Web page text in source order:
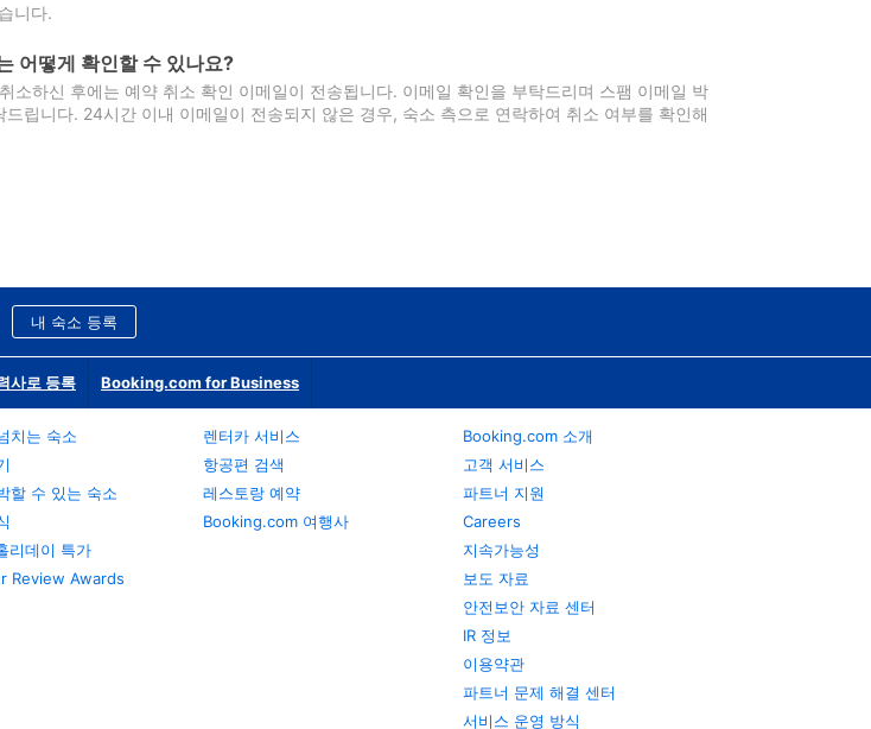
니다.
어떻게 확인할 수 있나요?
소하신 후에는 예약 취소 확인 이메일이 전송됩니다. 이메일 확인을 부탁드리며 스팸 이메일 박
드립니다. 24시간 이내 이메일이 전송되지 않은 경우, 숙소 측으로 연락하여 취소 여부를 확인해
내 숙소 등록
사로 등록 Booking.com for Business
치는 숙소
할 수 있는 숙소
리데이 특가
Review Awards
렌터카 서비스
항공편 검색
레스토랑 예약
Booking.com 여행사
Booking.com 소개
고객 서비스
파트너 지원
Careers
지속가능성
보도 자료
안전보안 자료 센터
IR 정보
이용약관
파트너 문제 해결 센터
서비스 운영 방식